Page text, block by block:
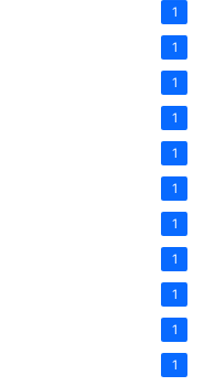
1
1
1
1
1
1
1
1
1
1
1